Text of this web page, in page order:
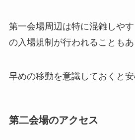
第一会場周辺は特に混雑しや
の入場規制が行われることもあ
早めの移動を意識しておくと安
第二会場のアクセス